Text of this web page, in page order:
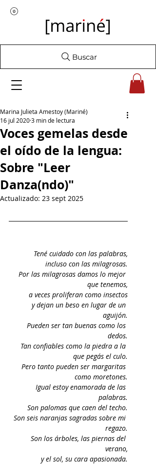
Buscar
Voces gemelas desde
el oído de la lengua:
Sobre "Leer
Danza(ndo)"
Marina Julieta Amestoy (Mariné)
16 jul 20203 min de lectura
Actualizado: 23 sept 2025
Tené cuidado con las palabras,
incluso con las milagrosas.
Por las milagrosas damos lo mejor
que tenemos,
a veces proliferan como insectos
y dejan un beso en lugar de un
aguijón.
Pueden ser tan buenas como los
dedos.
Tan confiables como la piedra a la
que pegás el culo.
Pero tanto pueden ser margaritas
como moretones.
Igual estoy enamorada de las
palabras.
Son palomas que caen del techo.
Son seis naranjas sagradas sobre mi
regazo.
Son los árboles, las piernas del
verano,
y el sol, su cara apasionada.